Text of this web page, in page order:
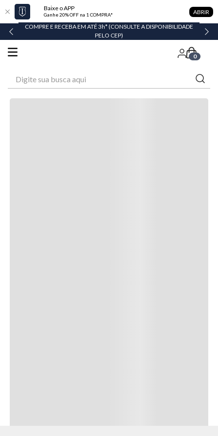
Baixe o APP
Ganhe 20% OFF na 1 COMPRA* ABRIR
COMPRE E RECEBA EM ATÉ 3h* (CONSULTE A DISPONIBILIDADE
PELO CEP)
0